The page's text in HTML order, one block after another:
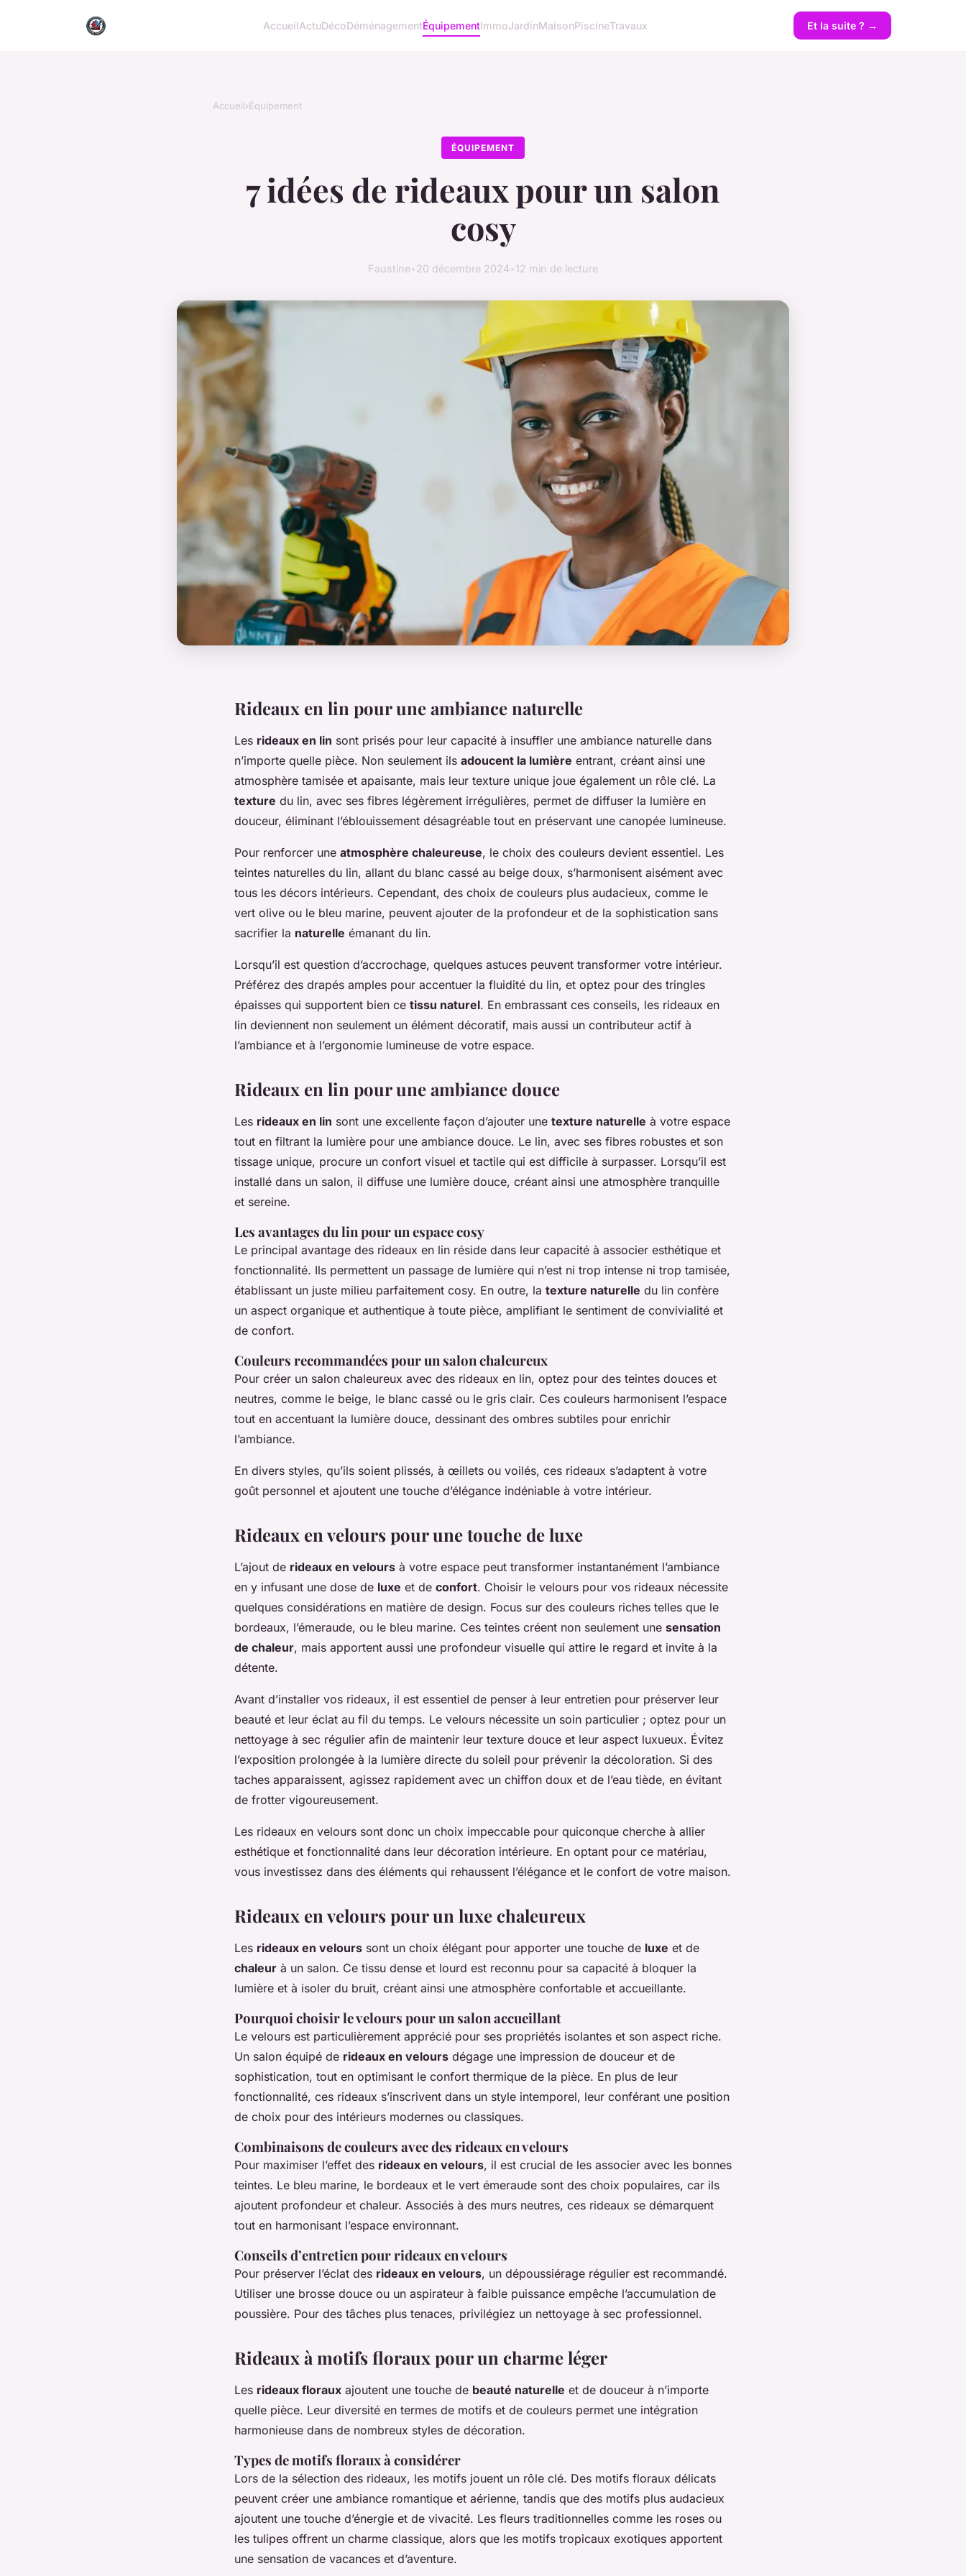
AccueilActuDécoDéménagementÉquipementImmoJardinMaisonPiscineTravaux Et la suite ? →
Accueil›Équipement
ÉQUIPEMENT
7 idées de rideaux pour un salon
cosy
Faustine 20 décembre 2024 12 min de lecture
Rideaux en lin pour une ambiance naturelle
Les rideaux en lin sont prisés pour leur capacité à insuffler une ambiance naturelle dans
n’importe quelle pièce. Non seulement ils adoucent la lumière entrant, créant ainsi une
atmosphère tamisée et apaisante, mais leur texture unique joue également un rôle clé. La
texture du lin, avec ses fibres légèrement irrégulières, permet de diffuser la lumière en
douceur, éliminant l’éblouissement désagréable tout en préservant une canopée lumineuse.
Pour renforcer une atmosphère chaleureuse, le choix des couleurs devient essentiel. Les
teintes naturelles du lin, allant du blanc cassé au beige doux, s’harmonisent aisément avec
tous les décors intérieurs. Cependant, des choix de couleurs plus audacieux, comme le
vert olive ou le bleu marine, peuvent ajouter de la profondeur et de la sophistication sans
sacrifier la naturelle émanant du lin.
Lorsqu’il est question d’accrochage, quelques astuces peuvent transformer votre intérieur.
Préférez des drapés amples pour accentuer la fluidité du lin, et optez pour des tringles
épaisses qui supportent bien ce tissu naturel. En embrassant ces conseils, les rideaux en
lin deviennent non seulement un élément décoratif, mais aussi un contributeur actif à
l’ambiance et à l’ergonomie lumineuse de votre espace.
Rideaux en lin pour une ambiance douce
Les rideaux en lin sont une excellente façon d’ajouter une texture naturelle à votre espace
tout en filtrant la lumière pour une ambiance douce. Le lin, avec ses fibres robustes et son
tissage unique, procure un confort visuel et tactile qui est difficile à surpasser. Lorsqu’il est
installé dans un salon, il diffuse une lumière douce, créant ainsi une atmosphère tranquille
et sereine.
Les avantages du lin pour un espace cosy
Le principal avantage des rideaux en lin réside dans leur capacité à associer esthétique et
fonctionnalité. Ils permettent un passage de lumière qui n’est ni trop intense ni trop tamisée,
établissant un juste milieu parfaitement cosy. En outre, la texture naturelle du lin confère
un aspect organique et authentique à toute pièce, amplifiant le sentiment de convivialité et
de confort.
Couleurs recommandées pour un salon chaleureux
Pour créer un salon chaleureux avec des rideaux en lin, optez pour des teintes douces et
neutres, comme le beige, le blanc cassé ou le gris clair. Ces couleurs harmonisent l’espace
tout en accentuant la lumière douce, dessinant des ombres subtiles pour enrichir
l’ambiance.
En divers styles, qu’ils soient plissés, à œillets ou voilés, ces rideaux s’adaptent à votre
goût personnel et ajoutent une touche d’élégance indéniable à votre intérieur.
Rideaux en velours pour une touche de luxe
L’ajout de rideaux en velours à votre espace peut transformer instantanément l’ambiance
en y infusant une dose de luxe et de confort. Choisir le velours pour vos rideaux nécessite
quelques considérations en matière de design. Focus sur des couleurs riches telles que le
bordeaux, l’émeraude, ou le bleu marine. Ces teintes créent non seulement une sensation
de chaleur, mais apportent aussi une profondeur visuelle qui attire le regard et invite à la
détente.
Avant d’installer vos rideaux, il est essentiel de penser à leur entretien pour préserver leur
beauté et leur éclat au fil du temps. Le velours nécessite un soin particulier ; optez pour un
nettoyage à sec régulier afin de maintenir leur texture douce et leur aspect luxueux. Évitez
l’exposition prolongée à la lumière directe du soleil pour prévenir la décoloration. Si des
taches apparaissent, agissez rapidement avec un chiffon doux et de l’eau tiède, en évitant
de frotter vigoureusement.
Les rideaux en velours sont donc un choix impeccable pour quiconque cherche à allier
esthétique et fonctionnalité dans leur décoration intérieure. En optant pour ce matériau,
vous investissez dans des éléments qui rehaussent l’élégance et le confort de votre maison.
Rideaux en velours pour un luxe chaleureux
Les rideaux en velours sont un choix élégant pour apporter une touche de luxe et de
chaleur à un salon. Ce tissu dense et lourd est reconnu pour sa capacité à bloquer la
lumière et à isoler du bruit, créant ainsi une atmosphère confortable et accueillante.
Pourquoi choisir le velours pour un salon accueillant
Le velours est particulièrement apprécié pour ses propriétés isolantes et son aspect riche.
Un salon équipé de rideaux en velours dégage une impression de douceur et de
sophistication, tout en optimisant le confort thermique de la pièce. En plus de leur
fonctionnalité, ces rideaux s’inscrivent dans un style intemporel, leur conférant une position
de choix pour des intérieurs modernes ou classiques.
Combinaisons de couleurs avec des rideaux en velours
Pour maximiser l’effet des rideaux en velours, il est crucial de les associer avec les bonnes
teintes. Le bleu marine, le bordeaux et le vert émeraude sont des choix populaires, car ils
ajoutent profondeur et chaleur. Associés à des murs neutres, ces rideaux se démarquent
tout en harmonisant l’espace environnant.
Conseils d’entretien pour rideaux en velours
Pour préserver l’éclat des rideaux en velours, un dépoussiérage régulier est recommandé.
Utiliser une brosse douce ou un aspirateur à faible puissance empêche l’accumulation de
poussière. Pour des tâches plus tenaces, privilégiez un nettoyage à sec professionnel.
Rideaux à motifs floraux pour un charme léger
Les rideaux floraux ajoutent une touche de beauté naturelle et de douceur à n’importe
quelle pièce. Leur diversité en termes de motifs et de couleurs permet une intégration
harmonieuse dans de nombreux styles de décoration.
Types de motifs floraux à considérer
Lors de la sélection des rideaux, les motifs jouent un rôle clé. Des motifs floraux délicats
peuvent créer une ambiance romantique et aérienne, tandis que des motifs plus audacieux
ajoutent une touche d’énergie et de vivacité. Les fleurs traditionnelles comme les roses ou
les tulipes offrent un charme classique, alors que les motifs tropicaux exotiques apportent
une sensation de vacances et d’aventure.